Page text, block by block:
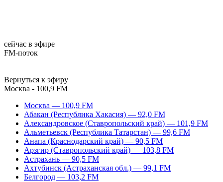
сейчас в эфире
FM-поток
Вернуться к эфиру
Москва - 100,9 FM
Москва — 100,9 FM
Абакан (Республика Хакасия) — 92,0 FM
Александровское (Ставропольский край) — 101,9 FM
Альметьевск (Республика Татарстан) — 99,6 FM
Анапа (Краснодарский край) — 90,5 FM
Арзгир (Ставропольский край) — 103,8 FM
Астрахань — 90,5 FM
Ахтубинск (Астраханская обл.) — 99,1 FM
Белгород — 103,2 FM